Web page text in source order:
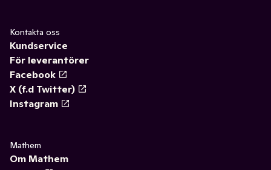
Kontakta oss
Kundservice
För leverantörer
Facebook
X (f.d Twitter)
Instagram
Mathem
Om Mathem